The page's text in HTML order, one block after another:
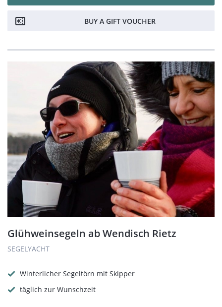
BUY A GIFT VOUCHER
Glühweinsegeln ab Wendisch Rietz
SEGELYACHT
Winterlicher Segeltörn mit Skipper
täglich zur Wunschzeit